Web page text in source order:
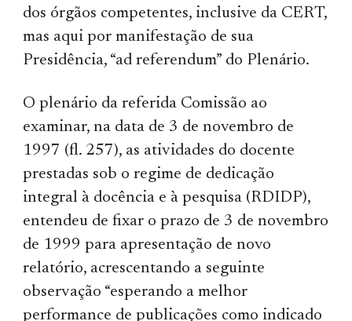
dos órgãos competentes, inclusive da CERT,
mas aqui por manifestação de sua
Presidência, “ad referendum” do Plenário.
O plenário da referida Comissão ao
examinar, na data de 3 de novembro de
1997 (fl. 257), as atividades do docente
prestadas sob o regime de dedicação
integral à docência e à pesquisa (RDIDP),
entendeu de fixar o prazo de 3 de novembro
de 1999 para apresentação de novo
relatório, acrescentando a seguinte
observação “esperando a melhor
performance de publicações como indicado